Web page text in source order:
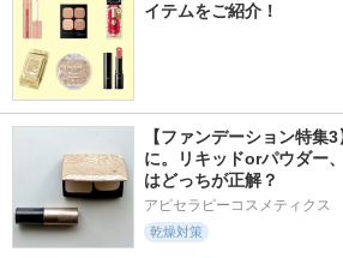
イテムをご紹介！
【ファンデーション特集
に。リキッドorパウダー
はどっちが正解？
アピセラピーコスメティクス
乾燥対策